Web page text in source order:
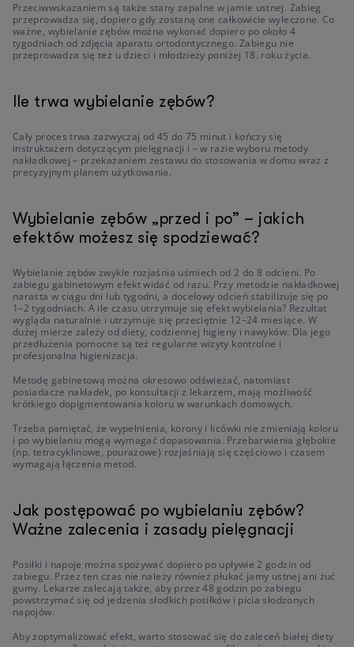
Przeciwwskazaniem są także stany zapalne w jamie ustnej. Zabieg
przeprowadza się, dopiero gdy zostaną one całkowicie wyleczone. Co
ważne, wybielanie zębów można wykonać dopiero po około 4
tygodniach od zdjęcia aparatu ortodontycznego. Zabiegu nie
przeprowadza się też u dzieci i młodzieży poniżej 18. roku życia.
Ile trwa wybielanie zębów?
Cały proces trwa zazwyczaj od 45 do 75 minut i kończy się
instruktażem dotyczącym pielęgnacji i – w razie wyboru metody
nakładkowej – przekazaniem zestawu do stosowania w domu wraz z
precyzyjnym planem użytkowania.
Wybielanie zębów „przed i po” – jakich
efektów możesz się spodziewać?
Wybielanie zębów zwykle rozjaśnia uśmiech od 2 do 8 odcieni. Po
zabiegu gabinetowym efekt widać od razu. Przy metodzie nakładkowej
narasta w ciągu dni lub tygodni, a docelowy odcień stabilizuje się po
1–2 tygodniach. A ile czasu utrzymuje się efekt wybielania? Rezultat
wygląda naturalnie i utrzymuje się przeciętnie 12–24 miesiące. W
dużej mierze zależy od diety, codziennej higieny i nawyków. Dla jego
przedłużenia pomocne są też regularne wizyty kontrolne i
profesjonalna higienizacja.
Metodę gabinetową można okresowo odświeżać, natomiast
posiadacze nakładek, po konsultacji z lekarzem, mają możliwość
krótkiego dopigmentowania koloru w warunkach domowych.
Trzeba pamiętać, że wypełnienia, korony i licówki nie zmieniają koloru
i po wybielaniu mogą wymagać dopasowania. Przebarwienia głębokie
(np. tetracyklinowe, pourazowe) rozjaśniają się częściowo i czasem
wymagają łączenia metod.
Jak postępować po wybielaniu zębów?
Ważne zalecenia i zasady pielęgnacji
Posiłki i napoje można spożywać dopiero po upływie 2 godzin od
zabiegu. Przez ten czas nie należy również płukać jamy ustnej ani żuć
gumy. Lekarze zalecają także, aby przez 48 godzin po zabiegu
powstrzymać się od jedzenia słodkich posiłków i picia słodzonych
napojów.
Aby zoptymalizować efekt, warto stosować się do zaleceń białej diety